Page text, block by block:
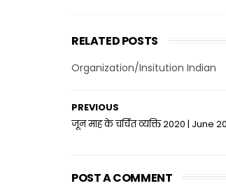
RELATED POSTS
Organization/Insitution Indian
PREVIOUS
जून माह के चर्चित व्यक्ति 2020 | June
POST A COMMENT